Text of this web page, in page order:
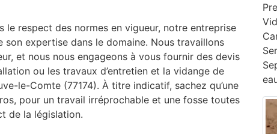
le respect des normes en vigueur, notre entreprise
expertise dans le domaine. Nous travaillons
et nous nous engageons à vous fournir des devis
ou les travaux d’entretien et la vidange de
le-Comte (77174). À titre indicatif, sachez qu’une
pour un travail irréprochable et une fosse toutes
de la législation.